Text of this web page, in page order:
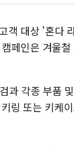
대한민국 다음
마라톤 부동산
리실리콘 관세
에 국내 최대 규
객 대상 '혼다
페인은 겨울철
과 각종 부품
링 또는 키케